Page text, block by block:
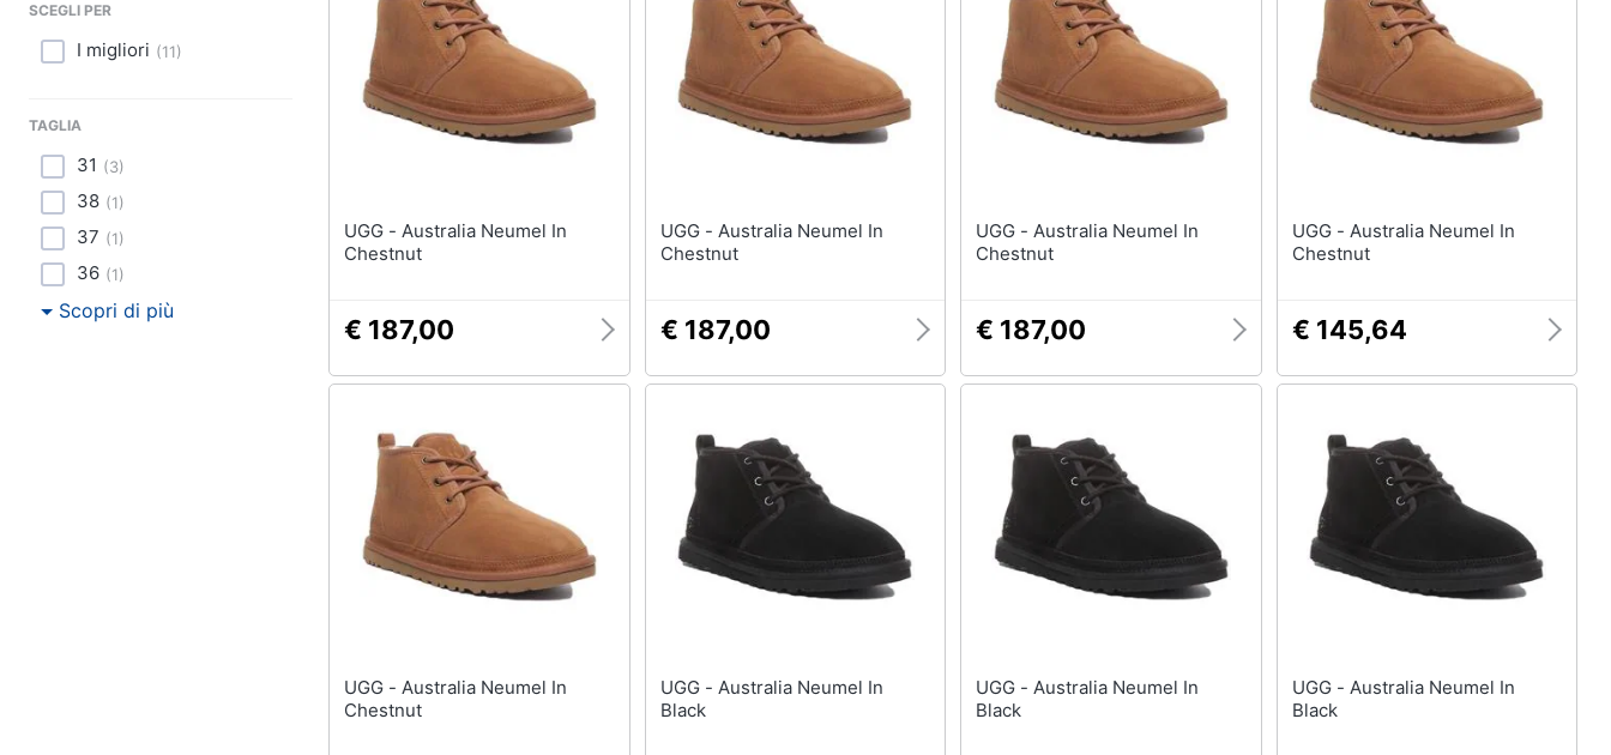
Sport
Libri, cd e dvd
Promozioni
SCEGLI PER
I migliori (11)
TAGLIA
31 (3)
38 (1)
37 (1)
36 (1)
Scopri di più
UGG - Australia Neumel In
Chestnut
€ 187,00
UGG - Australia Neumel In
Chestnut
€ 187,00
UGG - Australia Neumel In
Chestnut
€ 187,00
UGG - Australia Neumel In
Chestnut
€ 145,64
UGG - Australia Neumel In
Chestnut
UGG - Australia Neumel In
Black
UGG - Australia Neumel In
Black
UGG - Australia Neumel In
Black